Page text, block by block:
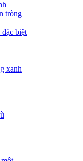
tròng
biệt
xanh